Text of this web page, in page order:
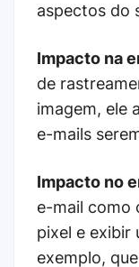
aspectos do
Impacto na
de
imagem, ele
e-mails
Impacto no
e-mail como
pixel e exibir
exemplo,